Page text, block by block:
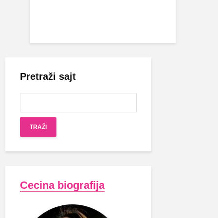
Pretraži sajt
Cecina biografija